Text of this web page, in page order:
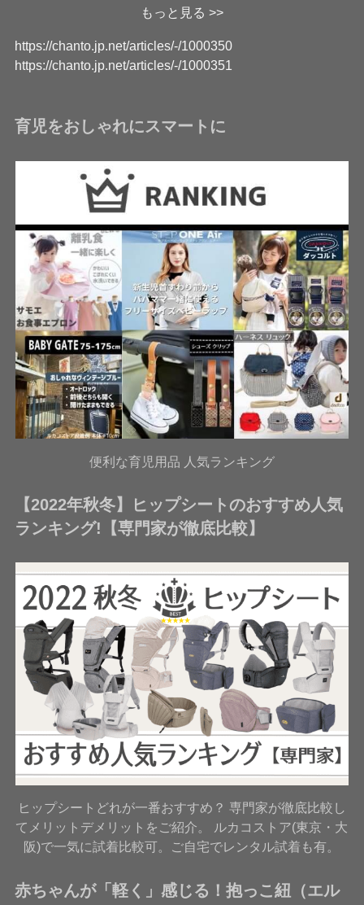
もっと見る >>
https://chanto.jp.net/articles/-/1000350
https://chanto.jp.net/articles/-/1000351
育児をおしゃれにスマートに
便利な育児用品 人気ランキング
【2022年秋冬】ヒップシートのおすすめ人気
ランキング!【専門家が徹底比較】
ヒップシートどれが一番おすすめ？ 専門家が徹底比較し
てメリットデメリットをご紹介。 ルカコストア(東京・大
阪)で一気に試着比較可。ご自宅でレンタル試着も有。
赤ちゃんが「軽く」感じる！抱っこ紐（エル